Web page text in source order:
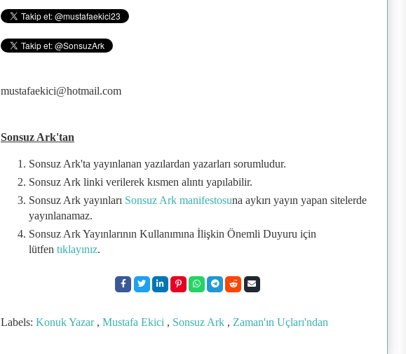
mustafaekici@hotmail.com
Sonsuz Ark'tan
Sonsuz Ark'ta yayınlanan yazılardan yazarları sorumludur.
Sonsuz Ark linki verilerek kısmen alıntı yapılabilir.
Sonsuz Ark yayınları Sonsuz Ark manifestosuna aykırı yayın yapan sitelerde
yayınlanamaz.
Sonsuz Ark Yayınlarının Kullanımına İlişkin Önemli Duyuru için
lütfen tıklayınız.
Labels: Konuk Yazar , Mustafa Ekici , Sonsuz Ark , Zaman'ın Uçları'ndan